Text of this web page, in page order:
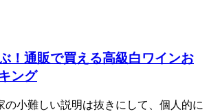
！通販で買える高級白ワインお
ング
の小難しい説明は抜きにして、個人的に